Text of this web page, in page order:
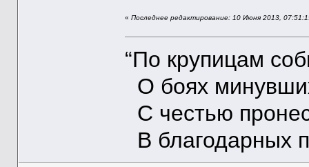
« Последнее редактирование: 10 Июня 2013,
“По крупицам
О боях
С честью
В благодарных